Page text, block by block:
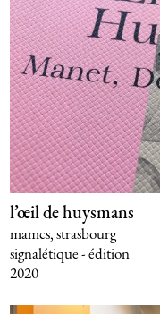
l’œil de huysmans
mamcs, strasbourg
signalétique - édition
2020